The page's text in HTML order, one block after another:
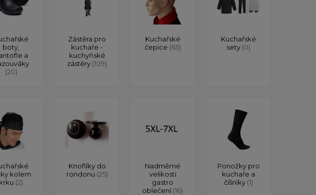
boty,
a
(20)
Zástěra pro
kuchaře -
kuchyňské
zástěry (109)
Kuchařské
čepice (65)
Kuchařské
sety (0)
kolem
krku (2)
Knoflíky do
rondonu (25)
Nadměrné
velikosti
gastro
oblečení(16)
Ponožky pro
kuchaře a
číšníky (1)